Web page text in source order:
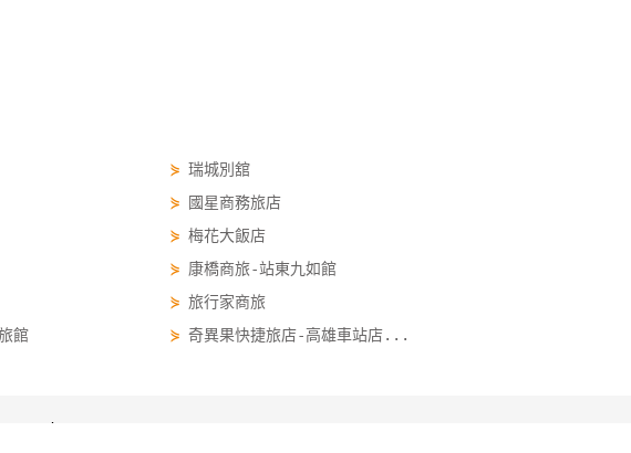
⋟ 瑞城別舘
⋟
國星商務旅店
⋟ 梅花大飯店
⋟ 康橋商旅-站東九如館
⋟ 旅行家商旅
館 ⋟ 奇異果快捷旅店-高雄車站店...
order